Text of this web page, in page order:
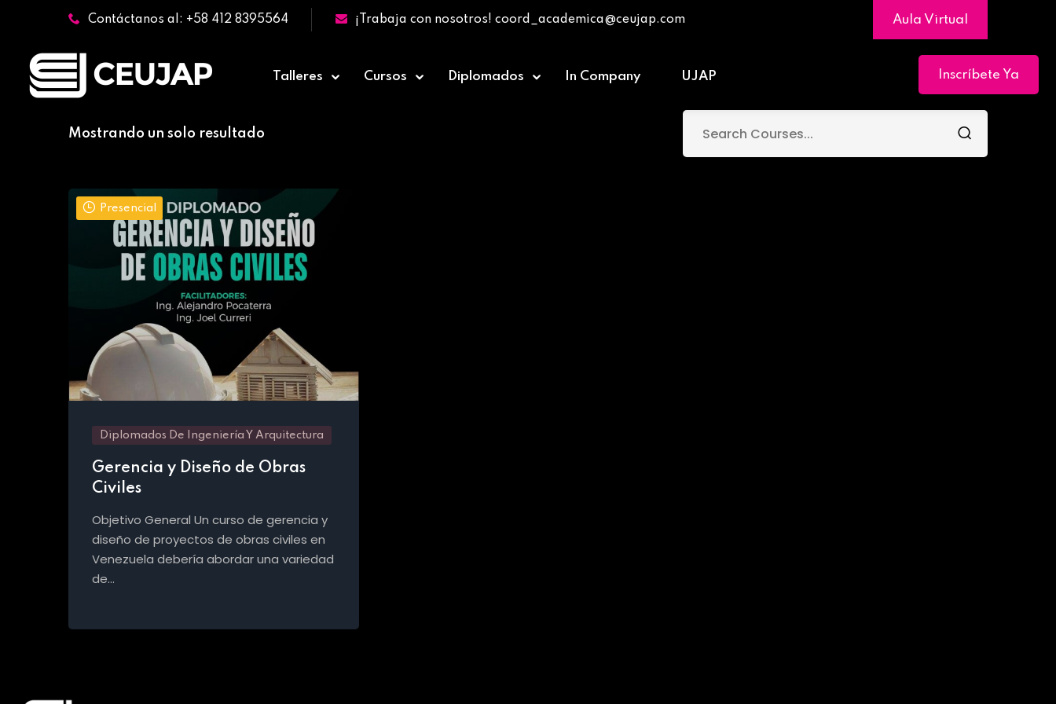
Contáctanos al: +58 412 8395564 ¡Trabaja con nosotros! coord_academica@ceujap.com Aula Virtual
Talleres Cursos Diplomados In Company UJAP Inscríbete Ya
Mostrando un solo resultado
Presencial
Diplomados De Ingeniería Y Arquitectura
Gerencia y Diseño de Obras
Civiles
Objetivo General Un curso de gerencia y
diseño de proyectos de obras civiles en
Venezuela debería abordar una variedad
de…